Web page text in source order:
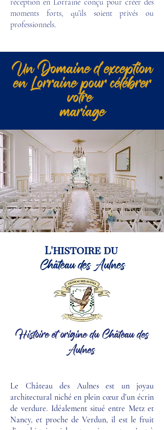
moments forts, qu’ils soient privés ou
professionnels.
Un Domaine d'exception
en Lorraine pour célébrer
votre
mariage
L'histoire du
Château des Aulnes
Histoire et origine du Château des
Aulnes
Le Château des Aulnes est un joyau
architectural niché en plein cœur d’un écrin
de verdure. Idéalement situé entre Metz et
Nancy, et proche de Verdun, il est le fruit